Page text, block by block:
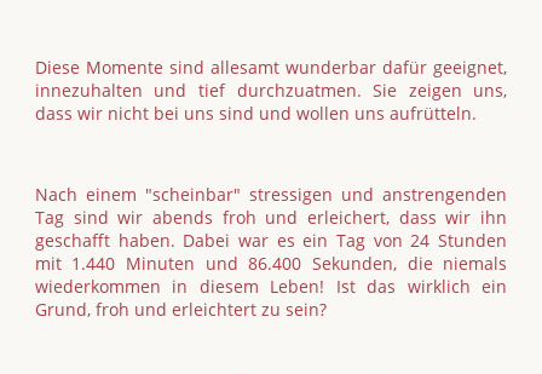
Diese Momente sind allesamt wunderbar dafür geeignet,
innezuhalten und tief durchzuatmen. Sie zeigen uns,
dass wir nicht bei uns sind und wollen uns aufrütteln.
Nach einem "scheinbar" stressigen und anstrengenden
Tag sind wir abends froh und erleichert, dass wir ihn
geschafft haben. Dabei war es ein Tag von 24 Stunden
mit 1.440 Minuten und 86.400 Sekunden, die niemals
wiederkommen in diesem Leben! Ist das wirklich ein
Grund, froh und erleichtert zu sein?